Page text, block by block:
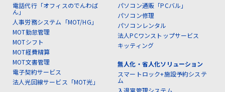
電話代行「オフィスのでんわば
ん」
人事労務システム「MOT/HG」
MOT勤怠管理
MOTシフト
MOT経費精算
MOT文書管理
電子契約サービス
法人光回線サービス「MOT光」
パソコン通販「PCバル」
パソコン修理
パソコンレンタル
法人PCワンストップサービス
キッティング
無人化・省人化ソリューション
スマートロック+施設予約システ
ム
入退室管理システム